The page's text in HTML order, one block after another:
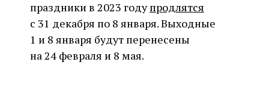
праздники в 2023 годупродлятся
с 31 декабря по 8 января. Выходные
1 и 8 января будут перенесены
на 24 февраля и 8 мая.